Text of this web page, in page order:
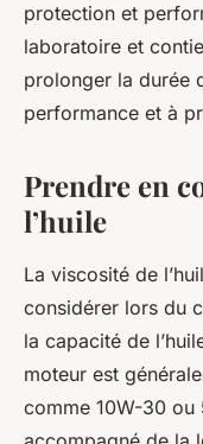
protection et
laboratoire et
prolonger la durée
performance et à
Prendre en
l’huile
La viscosité de
considérer lors du
la capacité de
moteur est
comme 10W-30